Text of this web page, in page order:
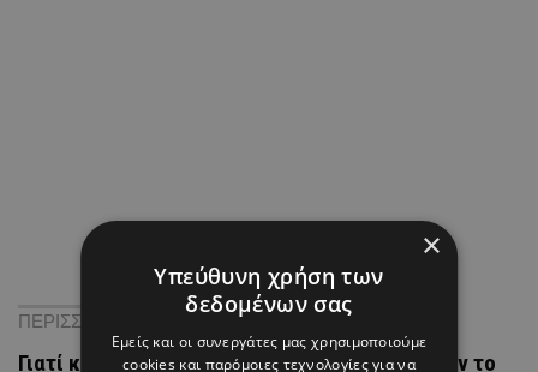
ΠΕΡΙΣΣΟΤΕΡΑ ΝΕΑ
Γιατί καλό είναι να αποφεύγετε τον καφέ όταν το
×
Υπεύθυνη χρήση των
δεδομένων σας
Εμείς και οι συνεργάτες μας χρησιμοποιούμε
cookies και παρόμοιες τεχνολογίες για να